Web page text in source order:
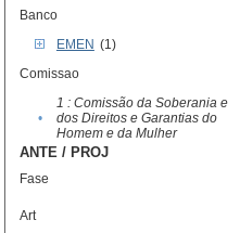
Banco
EMEN (1)
Comissao
•
1 : Comissão da Soberania e
dos Direitos e Garantias do
Homem e da Mulher
ANTE / PROJ
Fase
Art